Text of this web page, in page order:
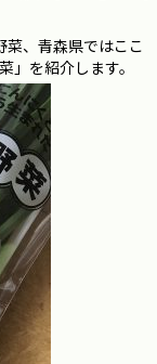
、青森県ではここ
を紹介します。